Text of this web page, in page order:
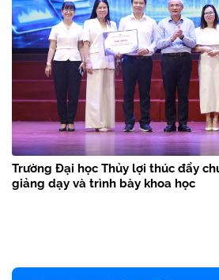
Trường Đại học Thủy lợi thúc đẩy
giảng dạy và trình bày khoa học